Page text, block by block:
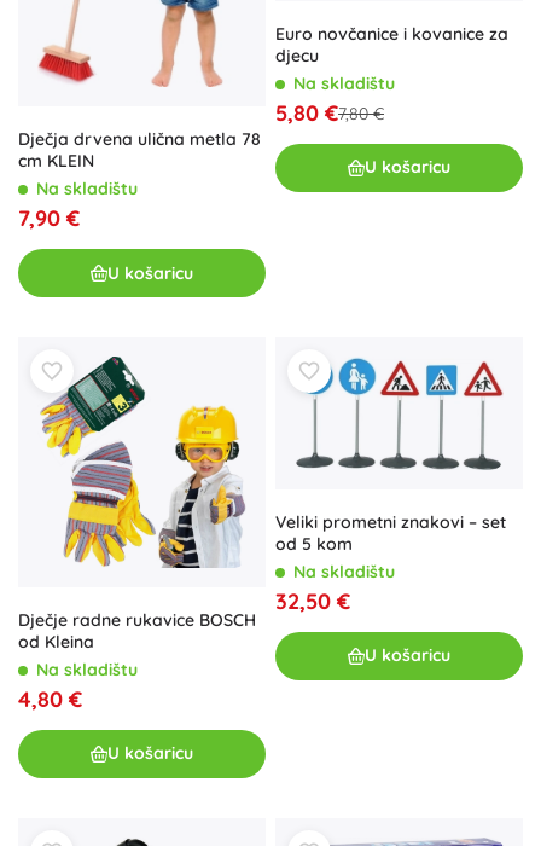
Dječja drvena ulična metla 78
cm KLEIN
Na skladištu
7,90 €
U košaricu
Euro novčanice i kovanice za
djecu
Na skladištu
5,80 €7,80 €
U košaricu
Dječje radne rukavice BOSCH
od Kleina
Na skladištu
4,80 €
U košaricu
Veliki prometni znakovi – set
od 5 kom
Na skladištu
32,50 €
U košaricu